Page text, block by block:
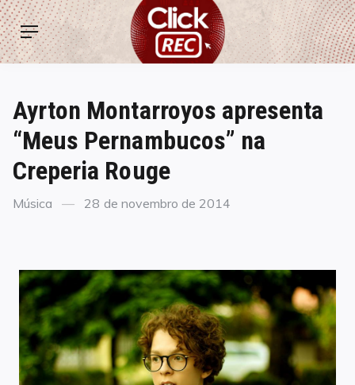
Skip
to
content
ClickREC
Menu
Ayrton Montarroyos apresenta
“Meus Pernambucos” na
Creperia Rouge
Categories
Música
Posted
28 de novembro de 2014